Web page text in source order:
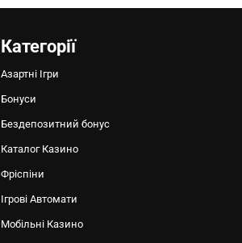
Категорії
Азартні Ігри
Бонуси
Бездепозитний бонус
Каталог Казино
Фріспіни
Ігрові Автомати
Мобільні Казино